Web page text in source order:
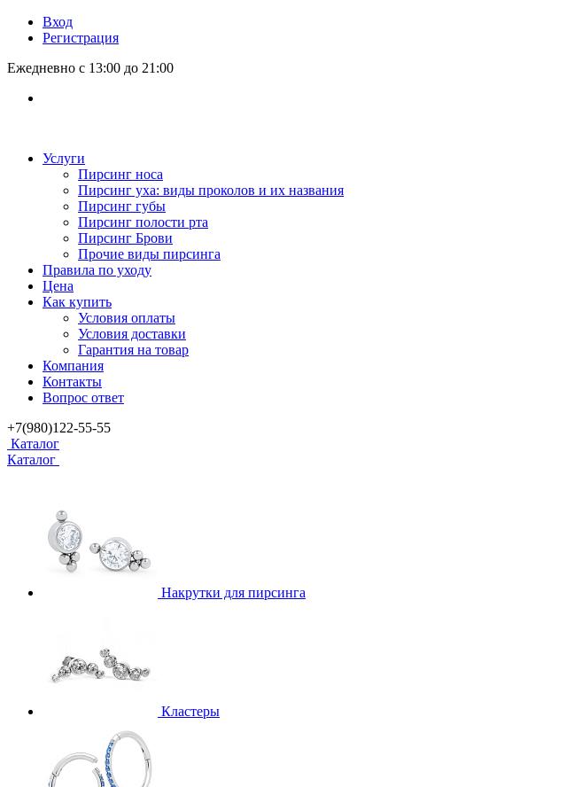
Вход
Регистрация
Ежедневно с 13:00 до 21:00
Услуги
Пирсинг носа
Пирсинг уха: виды проколов и их названия
Пирсинг губы
Пирсинг полости рта
Пирсинг Брови
Прочие виды пирсинга
Правила по уходу
Цена
Как купить
Условия оплаты
Условия доставки
Гарантия на товар
Компания
Контакты
Вопрос ответ
+7(980)122-55-55
Каталог
Каталог
Накрутки для пирсинга
Кластеры